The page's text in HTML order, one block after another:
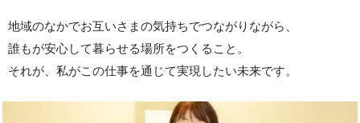
地域のなかでお互いさまの気持ちでつながりながら、
誰もが安心して暮らせる場所をつくること。
それが、私がこの仕事を通じて実現したい未来です。